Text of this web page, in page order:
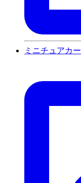
ミニチュアカー